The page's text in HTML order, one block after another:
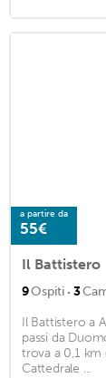
a partire da
55€
Il Battistero
9Ospiti · 3
Il Battistero a
passi da
trova a 0,1 km
Cattedrale ...